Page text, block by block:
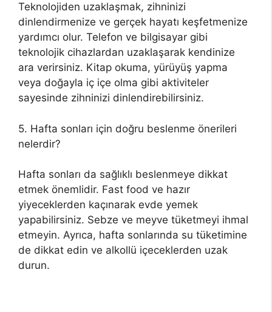
Teknolojiden uzaklaşmak, zihninizi
dinlendirmenize ve gerçek hayatı keşfetmenize
yardımcı olur. Telefon ve bilgisayar gibi
teknolojik cihazlardan uzaklaşarak kendinize
ara verirsiniz. Kitap okuma, yürüyüş yapma
veya doğayla iç içe olma gibi aktiviteler
sayesinde zihninizi dinlendirebilirsiniz.
5. Hafta sonları için doğru beslenme önerileri
nelerdir?
Hafta sonları da sağlıklı beslenmeye dikkat
etmek önemlidir. Fast food ve hazır
yiyeceklerden kaçınarak evde yemek
yapabilirsiniz. Sebze ve meyve tüketmeyi ihmal
etmeyin. Ayrıca, hafta sonlarında su tüketimine
de dikkat edin ve alkollü içeceklerden uzak
durun.